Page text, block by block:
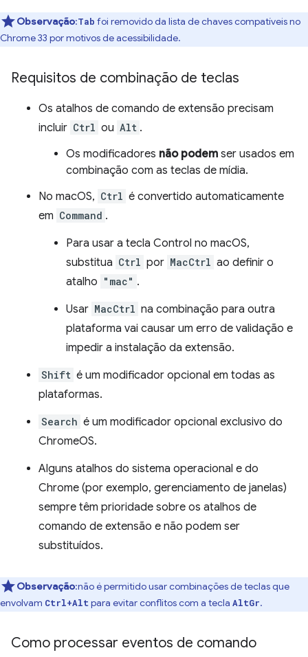
Observação:Tab foi removido da lista de chaves compatíveis no
Chrome 33 por motivos de acessibilidade.
Requisitos de combinação de teclas
Os atalhos de comando de extensão precisam
incluir Ctrl ou Alt .
Os modificadores não podem ser usados em
combinação com as teclas de mídia.
No macOS, Ctrl é convertido automaticamente
em Command .
Para usar a tecla Control no macOS,
substitua Ctrl por MacCtrl ao definir o
atalho "mac" .
Usar MacCtrl na combinação para outra
plataforma vai causar um erro de validação e
impedir a instalação da extensão.
Shift é um modificador opcional em todas as
plataformas.
Search é um modificador opcional exclusivo do
ChromeOS.
Alguns atalhos do sistema operacional e do
Chrome (por exemplo, gerenciamento de janelas)
sempre têm prioridade sobre os atalhos de
comando de extensão e não podem ser
substituídos.
Observação:não é permitido usar combinações de teclas que
envolvam Ctrl+Alt para evitar conflitos com a tecla AltGr.
Como processar eventos de comando